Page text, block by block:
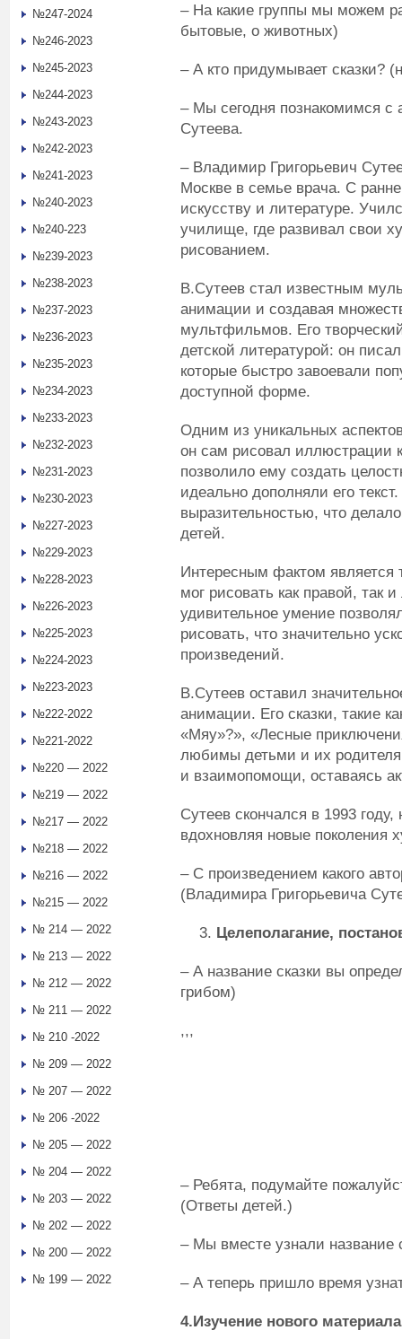
– На какие группы мы можем
бытовые, о животных)
– А кто придумывает сказки?
– Мы сегодня познакомимся с
Сутеева.
– Владимир Григорьевич
Москве в семье врача. С
искусству и литературе.
училище, где развивал свои
рисованием.
В.Сутеев стал известным
анимации и создавая
мультфильмов. Его
детской литературой: он
которые быстро завоевали
доступной форме.
Одним из уникальных
он сам рисовал иллюстрации
позволило ему создать
идеально дополняли его
выразительностью, что
детей.
Интересным фактом является
мог рисовать как правой, так
удивительное умение
рисовать, что значительно
произведений.
В.Сутеев оставил
анимации. Его сказки, такие
«Мяу»?», «Лесные
любимы детьми и их
и взаимопомощи, оставаясь
Сутеев скончался в 1993
вдохновляя новые поколения
– С произведением какого
(Владимира Григорьевича
Целеполагание,
– А название сказки вы
грибом)
,,,
– Ребята, подумайте
(Ответы детей.)
– Мы вместе узнали название
– А теперь пришло время
4.Изучение нового материала
№247-2024
№246-2023
№245-2023
№244-2023
№243-2023
№242-2023
№241-2023
№240-2023
№240-223
№239-2023
№238-2023
№237-2023
№236-2023
№235-2023
№234-2023
№233-2023
№232-2023
№231-2023
№230-2023
№227-2023
№229-2023
№228-2023
№226-2023
№225-2023
№224-2023
№223-2023
№222-2022
№221-2022
№220 — 2022
№219 — 2022
№217 — 2022
№218 — 2022
№216 — 2022
№215 — 2022
№ 214 — 2022
№ 213 — 2022
№ 212 — 2022
№ 211 — 2022
№ 210 -2022
№ 209 — 2022
№ 207 — 2022
№ 206 -2022
№ 205 — 2022
№ 204 — 2022
№ 203 — 2022
№ 202 — 2022
№ 200 — 2022
№ 199 — 2022